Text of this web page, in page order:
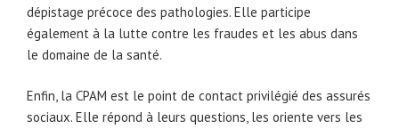
dépistage précoce des pathologies. Elle participe
également à la lutte contre les fraudes et les abus dans
le domaine de la santé.
Enfin, la CPAM est le point de contact privilégié des assurés
sociaux. Elle répond à leurs questions, les oriente vers les